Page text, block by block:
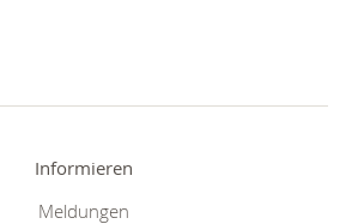
Informieren
Meldungen